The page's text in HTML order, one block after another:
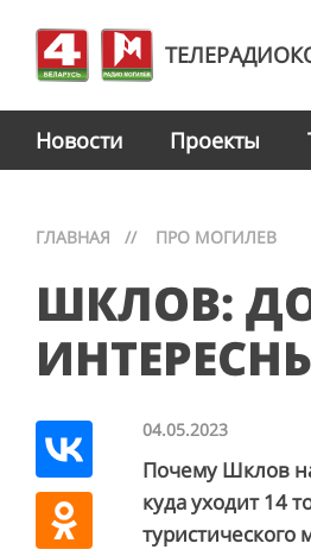
Новости Проекты
ГЛАВНАЯ // ПРО МОГИЛЕВ
ШКЛОВ:
04.05.2023
Почему Шклов
куда уходит 14
туристического